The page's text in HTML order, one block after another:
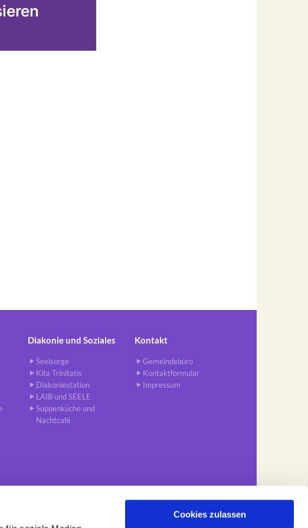
Cookies zulassen
Diakonie und Soziales
Seelsorge
Kita Trinitatis
Diakoniestation
LAIB und SEELE
Suppenküche und
Nachtcafé
Kontakt
Gemeindebüro
Kontaktformular
Impressum